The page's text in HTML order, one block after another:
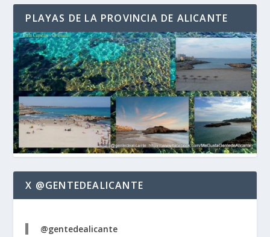
PLAYAS DE LA PROVINCIA DE ALICANTE
X @GENTEDEALICANTE
@gentedealicante